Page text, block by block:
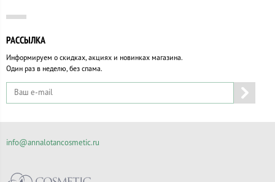
РАССЫЛКА
Информируем о скидках, акциях и новинках магазина.
Один раз в неделю, без спама.
info@annalotancosmetic.ru